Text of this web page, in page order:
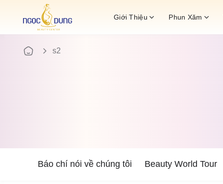
Giới Thiệu Phun Xăm
s2
Báo chí nói về chúng tôi Beauty World Tour